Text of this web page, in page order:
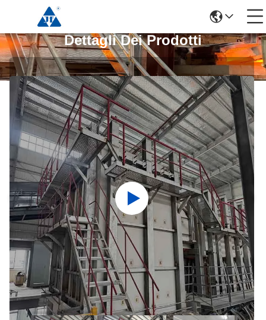
Dettagli Dei Prodotti